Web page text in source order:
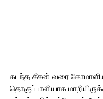
கடந்த சீசன் வரை
தொகுப்பாளியாக